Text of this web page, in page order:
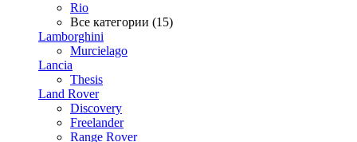
Rio
Все категории (15)
Lamborghini
Murcielago
Lancia
Thesis
Land Rover
Discovery
Freelander
Range Rover